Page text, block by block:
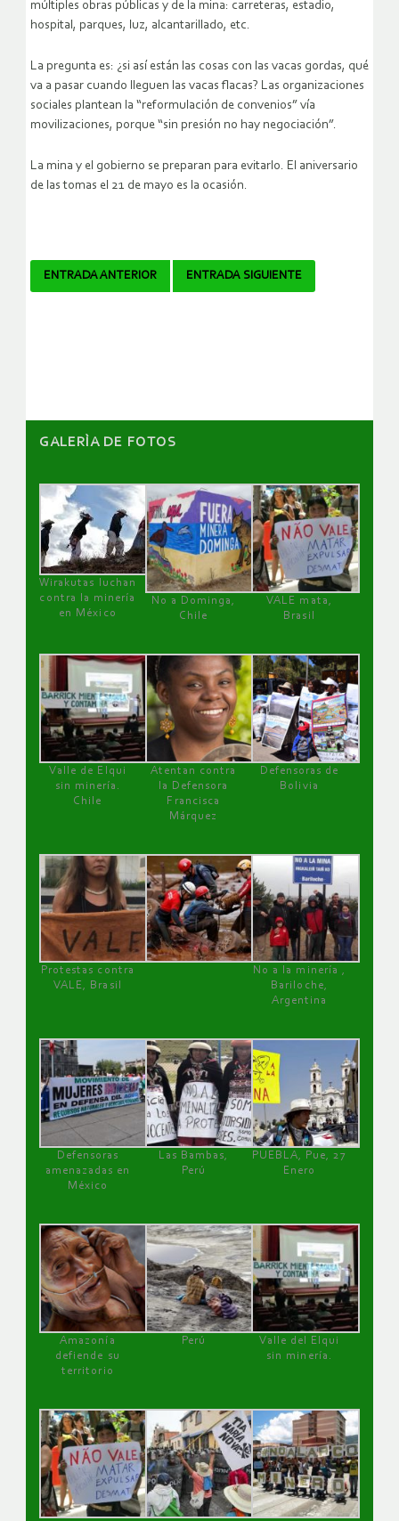
múltiples obras públicas y de la mina: carreteras, estadio,
hospital, parques, luz, alcantarillado, etc.
La pregunta es: ¿si así están las cosas con las vacas gordas, qué
va a pasar cuando lleguen las vacas flacas? Las organizaciones
sociales plantean la “reformulación de convenios” vía
movilizaciones, porque “sin presión no hay negociación”.
La mina y el gobierno se preparan para evitarlo. El aniversario
de las tomas el 21 de mayo es la ocasión.
Navegador
ENTRADA ANTERIOR ENTRADA SIGUIENTE
GALERÌA DE FOTOS
Wirakutas luchan
contra la minería
en México
No a Dominga,
Chile
VALE mata,
Brasil
Valle de Elqui
sin minería.
Chile
Atentan contra
la Defensora
Francisca
Márquez
Defensoras de
Bolivia
Protestas contra
VALE, Brasil
No a la minería ,
Bariloche,
Argentina
Defensoras
amenazadas en
México
Las Bambas,
Perú
PUEBLA, Pue, 27
Enero
Amazonía
defiende su
territorio
Perú
Valle del Elqui
sin minería.